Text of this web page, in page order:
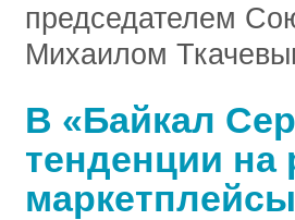
председателем
Михаилом
В «Байкал
тенденции на
маркетплейсы